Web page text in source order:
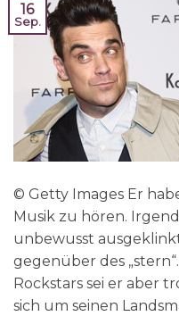
16
Sep.
© Getty Images Er
Musik zu hören.
unbewusst
gegenüber des
Rockstars sei er aber
sich um seinen